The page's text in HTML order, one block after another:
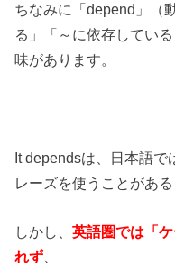
ちなみに「depend」（
る」「～に依存してい
味があります。
It dependsは、日本語で
レーズを使うことがある
しかし、英語圏では「
れず